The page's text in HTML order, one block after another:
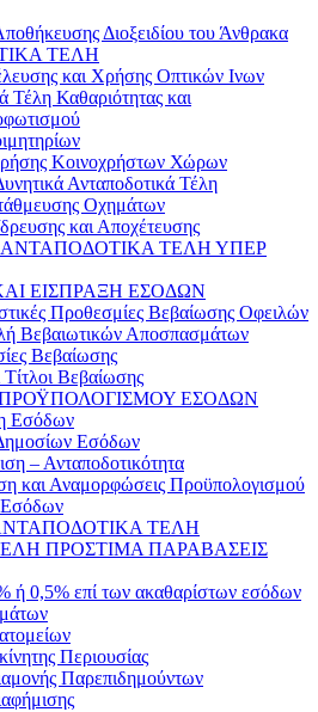
Διοξειδίου του Άνθρακα
ΤΕΛΗ
και Χρήσης Οπτικών Ινων
Τέλη Καθαριότητας και
Κοινοχρήστων Χώρων
Ανταποδοτικά Τέλη
Οχημάτων
και Αποχέτευσης
ΑΝΤΑΠΟΔΟΤΙΚΑ ΤΕΛΗ ΥΠΕΡ
ΕΙΣΠΡΑΞΗ ΕΣΟΔΩΝ
Προθεσμίες Βεβαίωσης Οφειλών
Βεβαιωτικών Αποσπασμάτων
Βεβαίωσης
Βεβαίωσης
ΕΣΟΔΩΝ
Εσόδων
Εσόδων
– Ανταποδοτικότητα
και Αναμορφώσεις Προϋπολογισμού
ΤΕΛΗ
ΠΡΟΣΤΙΜΑ ΠΑΡΑΒΑΣΕΙΣ
ή 0,5% επί των ακαθαρίστων εσόδων
Περιουσίας
Παρεπιδημούντων